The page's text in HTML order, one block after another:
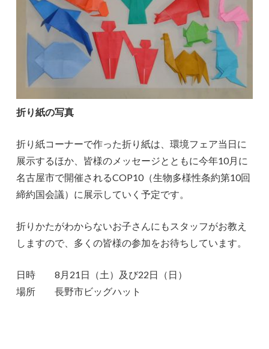
折り紙の写真
折り紙コーナーで作った折り紙は、環境フェア当日に
展示するほか、皆様のメッセージとともに今年10月に
名古屋市で開催されるCOP10（生物多様性条約第10回
締約国会議）に展示していく予定です。
折りかたがわからないお子さんにもスタッフがお教え
しますので、多くの皆様の参加をお待ちしています。
日時 8月21日（土）及び22日（日）
場所 長野市ビッグハット